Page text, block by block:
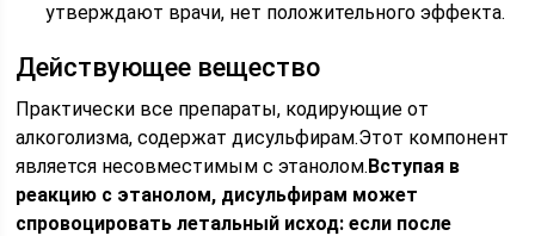
утверждают врачи, нет положительного эффекта.
Действующее вещество
Практически все препараты, кодирующие от
алкоголизма, содержат дисульфирам.Этот компонент
является несовместимым с этанолом.Вступая в
реакцию с этанолом, дисульфирам может
спровоцировать летальный исход: если после